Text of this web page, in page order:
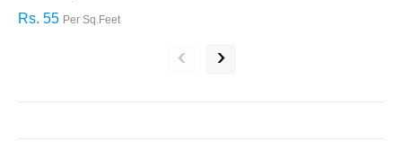
Rs. 55 Per Sq.Feet
‹ ›